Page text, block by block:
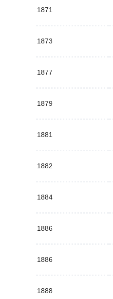
1871
1873
1877
1879
1881
1882
1884
1886
1886
1888